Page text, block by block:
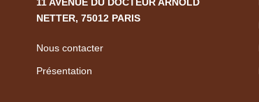
NETTER, 75012 PARIS
Nous contacter
Présentation